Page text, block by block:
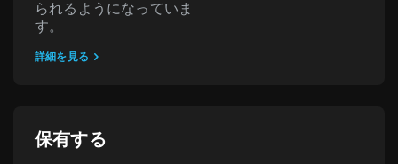
られるようになっていま
す。
詳細を見る
保有する